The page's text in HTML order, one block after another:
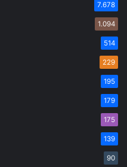
7.678
1.094
514
229
195
179
175
139
90